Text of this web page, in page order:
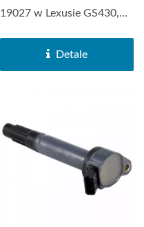
19027 w Lexusie GS430,
Detale